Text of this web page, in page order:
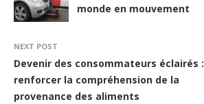
monde en mouvement
NEXT POST
Devenir des consommateurs éclairés :
renforcer la compréhension de la
provenance des aliments